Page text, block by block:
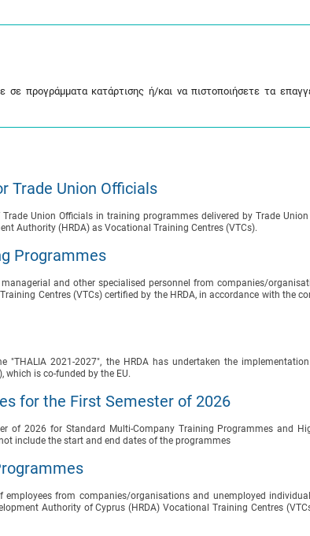
σε προγράμματα κατάρτισης ή/και να πιστοποιήσετε τα
Trade Union Officials
Union Officials in training programmes delivered by Trade Union
Authority (HRDA) as Vocational Training Centres (VTCs).
Programmes
and other specialised personnel from companies/
Centres (VTCs) certified by the HRDA, in accordance with the
"THALIA 2021-2027", the HRDA has undertaken the
which is co-funded by the EU.
for the First Semester of 2026
of 2026 for Standard Multi-Company Training Programmes and
include the start and end dates of the programmes
from companies/organisations and unemployed
Authority of Cyprus (HRDA) Vocational Training Centres